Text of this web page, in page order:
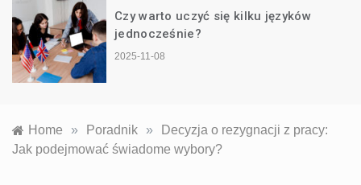
Czy warto uczyć się kilku języków
jednocześnie?
2025-11-08
Home » Poradnik »
Decyzja o rezygnacji z pracy:
Jak podejmować świadome wybory?